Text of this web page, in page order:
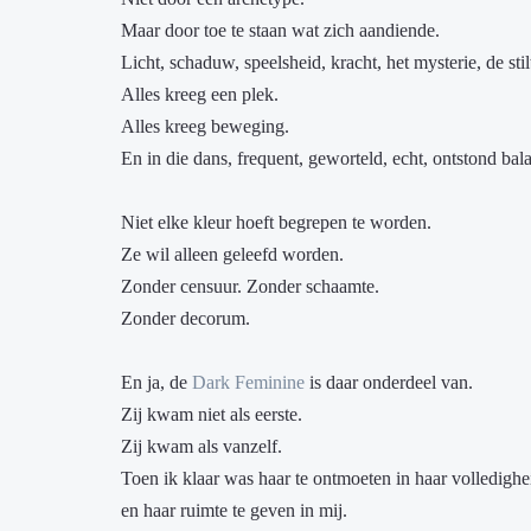
Maar door toe te staan wat zich aandiende.
Licht, schaduw, speelsheid, kracht, het mysterie, de
Alles kreeg een plek.
Alles kreeg beweging.
En in die dans, frequent, geworteld, echt, ontstond
Niet elke kleur hoeft begrepen te worden.
Ze wil alleen geleefd worden.
Zonder censuur. Zonder schaamte.
Zonder decorum.
En ja, de Dark Feminine is daar onderdeel van.
Zij kwam niet als eerste.
Zij kwam als vanzelf.
Toen ik klaar was haar te ontmoeten in haar
en haar ruimte te geven in mij.